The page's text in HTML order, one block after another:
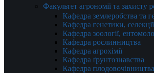
Факультет агрономії та захисту
Кафедра землеробства та
Кафедра генетики,
Кафедра зоології,
Кафедра рослинництва
Кафедра агрохімії
Кафедра ґрунтознавства
Кафедра